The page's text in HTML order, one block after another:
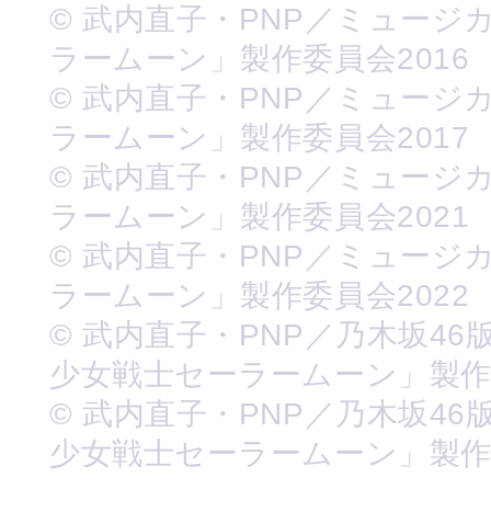
© 武内直子・PNP／ミュージ
ラームーン」製作委員会2016
© 武内直子・PNP／ミュージ
ラームーン」製作委員会2017
© 武内直子・PNP／ミュージ
ラームーン」製作委員会2021
© 武内直子・PNP／ミュージ
ラームーン」製作委員会2022
© 武内直子・PNP／乃木坂46
少女戦士セーラームーン」製
© 武内直子・PNP／乃木坂46
少女戦士セーラームーン」製